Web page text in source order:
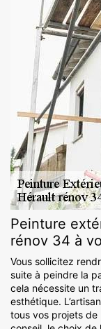
Peinture
rénov 34 à
Vous sollicitez
suite à peindre la
cela nécessite un
esthétique.
tous vos projets